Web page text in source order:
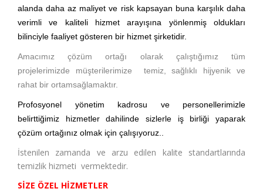
alanda daha az maliyet ve risk kapsayan buna karşılık daha
verimli ve kaliteli hizmet arayışına yönlenmiş oldukları
bilinciyle faaliyet gösteren bir hizmet şirketidir.
Amacımız çözüm ortağı olarak çalıştığımız tüm
projelerimizde müşterilerimize temiz, sağlıklı hijyenik ve
rahat bir ortamsağlamaktır.
Profosyonel yönetim kadrosu ve personellerimizle
belirttiğimiz hizmetler dahilinde sizlerle iş birliği yaparak
çözüm ortağınız olmak için çalışıyoruz..
İstenilen zamanda ve arzu edilen kalite standartlarında
temizlik hizmeti vermektedir.
SİZE ÖZEL HİZMETLER